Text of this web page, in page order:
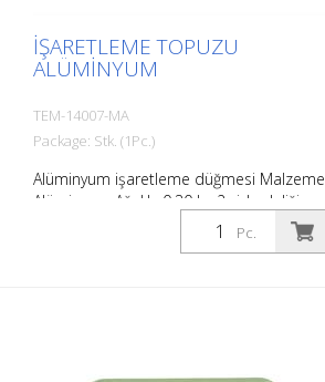
İŞARETLEME TOPUZU
ALÜMINYUM
TEM-14007-MA
Package: Stk. (1Pc.)
Alüminyum işaretleme düğmesi Malzeme
Alüminyum Ağırlık: 0,30 kg 2 vida deliği
Sabitleme malzemesi olmadan
Otoparkların veya park yerlerinin kolayca
Pc.